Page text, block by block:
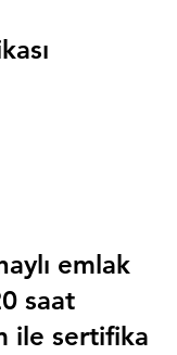
emlak
saat
ile sertifika